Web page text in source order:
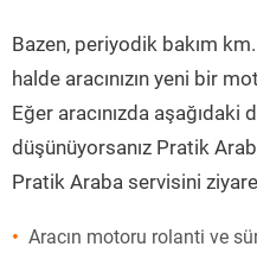
Bazen, periyodik bakım
halde aracınızın yeni bir
Eğer aracınızda aşağıdaki
düşünüyorsanız Pratik
Pratik Araba servisini
Aracın motoru rolanti ve